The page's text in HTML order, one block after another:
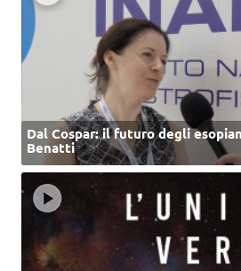
Dal Cospar: il futuro degli
Benatti